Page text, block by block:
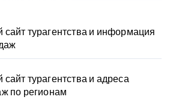
турагентства и информация
турагентства и адреса
по регионам